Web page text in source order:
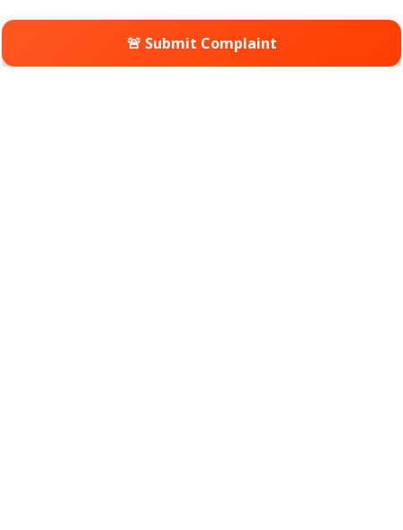
🚨 Submit Complaint